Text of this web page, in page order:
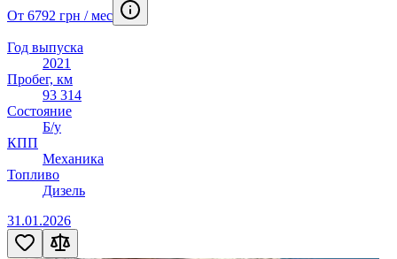
От 6792 грн / мес
Год выпуска
2021
Пробег, км
93 314
Состояние
Б/у
КПП
Механика
Топливо
Дизель
31.01.2026